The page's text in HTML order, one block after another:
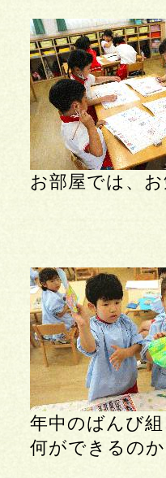
お部屋では、
年中のばんび
何ができるの